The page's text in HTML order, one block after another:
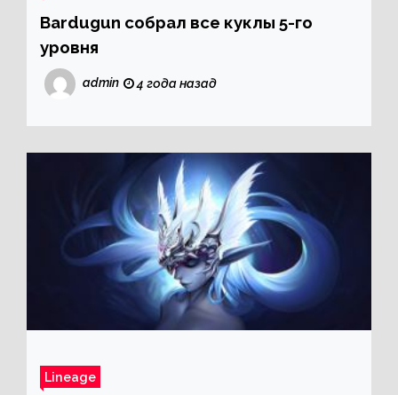
Bardugun собрал все куклы 5-го
уровня
admin 4 года назад
Lineage